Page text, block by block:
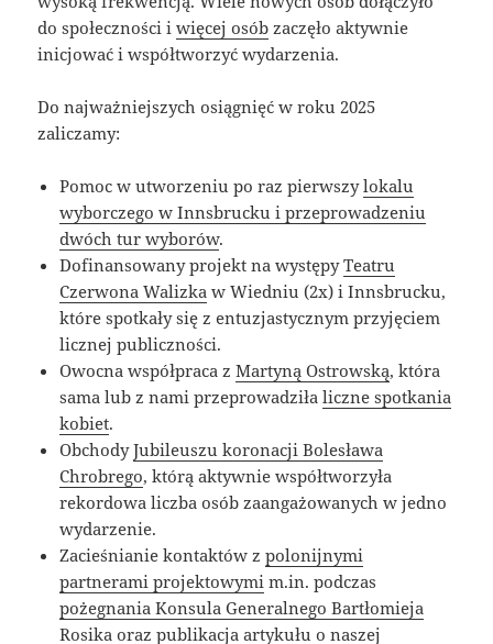
do społeczności iwięcej osób zaczęło aktywnie
inicjować i współtworzyć wydarzenia.
Do najważniejszych osiągnięć w roku 2025
zaliczamy:
Pomoc w utworzeniu po raz pierwszylokalu
wyborczego w Innsbrucku i przeprowadzeniu
dwóch tur wyborów.
Dofinansowany projekt na występyTeatru
Czerwona Walizka w Wiedniu (2x) i Innsbrucku,
które spotkały się z entuzjastycznym przyjęciem
licznej publiczności.
Owocna współpraca zMartyną Ostrowską, która
sama lub z nami przeprowadziłaliczne spotkania
kobiet.
ObchodyJubileuszu koronacji Bolesława
Chrobrego, którą aktywnie współtworzyła
rekordowa liczba osób zaangażowanych w jedno
wydarzenie.
Zacieśnianie kontaktów zpolonijnymi
partnerami projektowymi m.in. podczas
pożegnania Konsula Generalnego Bartłomieja
Rosika oraz publikacjaartykułu o naszej